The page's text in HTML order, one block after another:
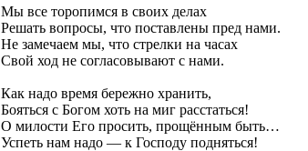
Мы все торопимся в своих делах
Решать вопросы, что поставлены пред нами.
Не замечаем мы, что стрелки на часах
Свой ход не согласовывают с нами.
Как надо время бережно хранить,
Бояться с Богом хоть на миг расстаться!
О милости Его просить, прощённым быть…
Успеть нам надо — к Господу подняться!